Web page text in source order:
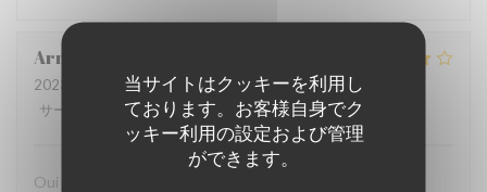
当サイトはクッキーを利用し
ております。お客様自身でク
ッキー利用の設定および管理
ができます。
Arnaud
2023-07-14
- 20:30 - ゲスト 3
サービス
/5 雰囲気 4 /5 メニュー:4/5 品質-価格
Oui je recommande fortement ce restaurant